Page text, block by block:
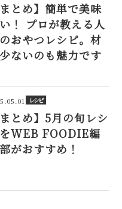
まとめ】簡単で美味
！ プロが教える人
おやつレシピ。材
ないのも魅力です
レシピ
まとめ】5月の旬レシ
WEB FOODIE編
がおすすめ！